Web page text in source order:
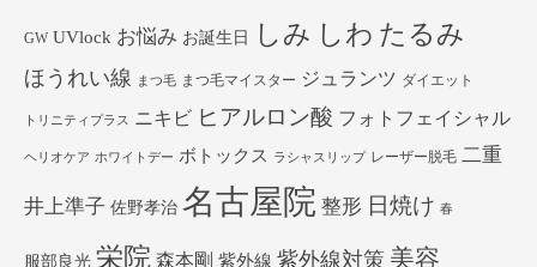
GW UVlock お悩み お誕生日 しみ しわ たるみ
ほうれい線 まつ毛 まつ毛マイスター ジュランツ ダイエット
トリニティプラス ニキビ ヒアルロン酸 フォトフェイシャル
ヘリオケア ホワイトデー ボトックス ラシャスリップ レーザー脱毛 二重
井上準子 佐野孝治 名古屋院 整形 日焼け 春
服部良光 栄院 森本剛 紫外線 紫外線対策 美容